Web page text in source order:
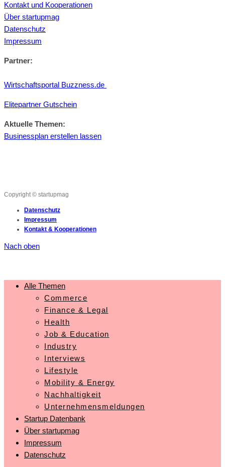
Kontakt und Kooperationen
Über startupmag
Datenschutz
Impressum
Partner:
Wirtschaftsportal Buzzness.de
Elitepartner Gutschein
Aktuelle Themen:
Businessplan erstellen lassen
Copyright © startupmag
Datenschutz
Impressum
Kontakt & Kooperationen
Nach oben
Alle Themen
Commerce
Finance & Legal
Health
Job & Education
Industry
Interviews
Lifestyle
Mobility & Energy
Nachhaltigkeit
Unternehmensmeldungen
Startup Datenbank
Über startupmag
Impressum
Datenschutz